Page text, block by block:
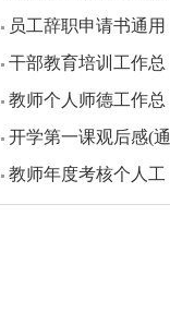
工作总结
员工辞职申请书通用
干部教育培训工作总
结教师个人师德工作总
结开学第一课观后感(通
用40篇)
教师年度考核个人工